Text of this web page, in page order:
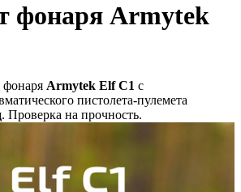
фонаря Armytek
Armytek Elf C1 с
пистолета-пулемета
. Проверка на прочность.